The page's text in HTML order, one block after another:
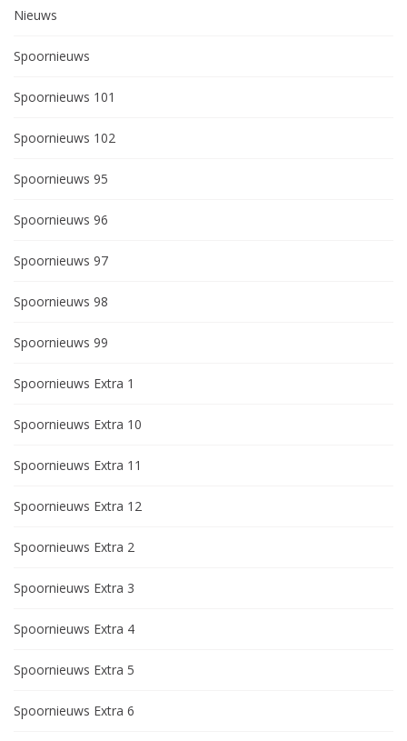
Nieuws
Spoornieuws
Spoornieuws 101
Spoornieuws 102
Spoornieuws 95
Spoornieuws 96
Spoornieuws 97
Spoornieuws 98
Spoornieuws 99
Spoornieuws Extra 1
Spoornieuws Extra 10
Spoornieuws Extra 11
Spoornieuws Extra 12
Spoornieuws Extra 2
Spoornieuws Extra 3
Spoornieuws Extra 4
Spoornieuws Extra 5
Spoornieuws Extra 6